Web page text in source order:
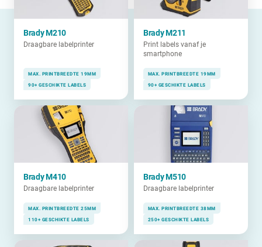
Brady M210
Draagbare labelprinter
MAX. PRINTBREEDTE 19MM
90+ GESCHIKTE LABELS
Brady M211
Print labels vanaf je
smartphone
MAX. PRINTBREEDTE 19MM
90+ GESCHIKTE LABELS
Brady M410
Draagbare labelprinter
MAX. PRINTBREEDTE 25MM
110+ GESCHIKTE LABELS
Brady M510
Draagbare labelprinter
MAX. PRINTBREEDTE 38MM
250+ GESCHIKTE LABELS